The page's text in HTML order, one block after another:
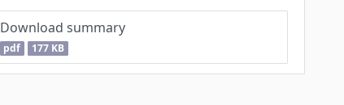
Download summary
pdf 177 KB